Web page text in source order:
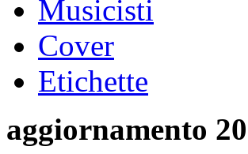
Musicisti
Cover
Etichette
aggiornamento